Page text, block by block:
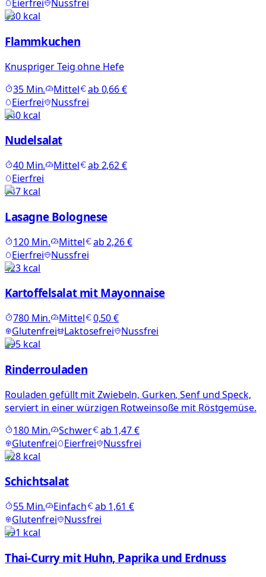
Eierfrei
Nussfrei
630kcal
Flammkuchen
Knuspriger Teig ohne Hefe
35Min. Mittel ab 0,66 €
Eierfrei
Nussfrei
640kcal
Nudelsalat
40Min. Mittel ab 2,62 €
Eierfrei
747kcal
Lasagne Bolognese
120Min. Mittel ab2,26 €
Eierfrei
Nussfrei
423kcal
Kartoffelsalat mit Mayonnaise
780Min. Mittel
0,50 €
Glutenfrei Laktosefrei
Nussfrei
295kcal
Rinderrouladen
Rouladen gefüllt mit Zwiebeln, Gurken, Senf und Speck,
serviert in einer würzigen Rotweinsoße mit Röstgemüse.
180Min. Schwer ab 1,47 €
Glutenfrei
Eierfrei
Nussfrei
428kcal
Schichtsalat
55Min. Einfach ab 1,61 €
Glutenfrei
Nussfrei
491 kcal
Thai-Curry mit Huhn, Paprika und Erdnuss